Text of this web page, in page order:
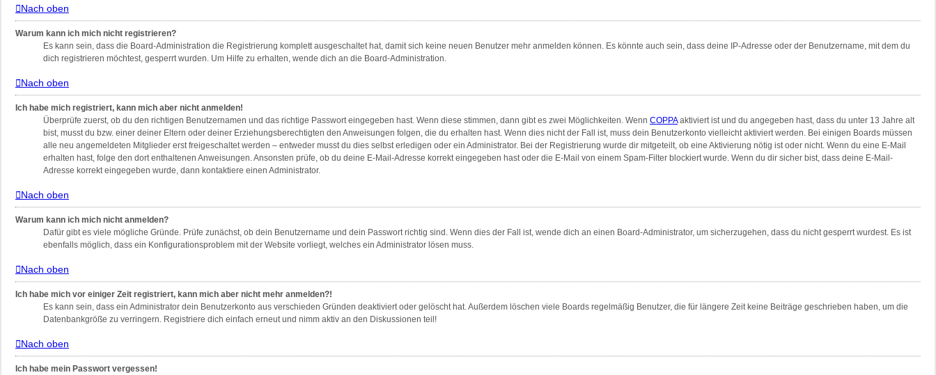
Nach oben
Warum kann ich mich nicht registrieren?
Es kann sein, dass die Board-Administration die Registrierung komplett ausgeschaltet hat, damit sich keine neuen Benutzer mehr anmelden können. Es könnte auch sein, dass deine IP-Adresse oder der Benutzername, mit dem du
dich registrieren möchtest, gesperrt wurden. Um Hilfe zu erhalten, wende dich an die Board-Administration.
Nach oben
Ich habe mich registriert, kann mich aber nicht anmelden!
Überprüfe zuerst, ob du den richtigen Benutzernamen und das richtige Passwort eingegeben hast. Wenn diese stimmen, dann gibt es zwei Möglichkeiten. Wenn COPPAaktiviert ist und du angegeben hast, dass du unter 13 Jahre alt
bist, musst du bzw. einer deiner Eltern oder deiner Erziehungsberechtigten den Anweisungen folgen, die du erhalten hast. Wenn dies nicht der Fall ist, muss dein Benutzerkonto vielleicht aktiviert werden. Bei einigen Boards müssen
alle neu angemeldeten Mitglieder erst freigeschaltet werden – entweder musst du dies selbst erledigen oder ein Administrator. Bei der Registrierung wurde dir mitgeteilt, ob eine Aktivierung nötig ist oder nicht. Wenn du eine E-Mail
erhalten hast, folge den dort enthaltenen Anweisungen. Ansonsten prüfe, ob du deine E-Mail-Adresse korrekt eingegeben hast oder die E-Mail von einem Spam-Filter blockiert wurde. Wenn du dir sicher bist, dass deine E-Mail-
Adresse korrekt eingegeben wurde, dann kontaktiere einen Administrator.
Nach oben
Warum kann ich mich nicht anmelden?
Dafür gibt es viele mögliche Gründe. Prüfe zunächst, ob dein Benutzername und dein Passwort richtig sind. Wenn dies der Fall ist, wende dich an einen Board-Administrator, um sicherzugehen, dass du nicht gesperrt wurdest. Es ist
ebenfalls möglich, dass ein Konfigurationsproblem mit der Website vorliegt, welches ein Administrator lösen muss.
Nach oben
Ich habe mich vor einiger Zeit registriert, kann mich aber nicht mehr anmelden?!
Es kann sein, dass ein Administrator dein Benutzerkonto aus verschieden Gründen deaktiviert oder gelöscht hat. Außerdem löschen viele Boards regelmäßig Benutzer, die für längere Zeit keine Beiträge geschrieben haben, um die
Datenbankgröße zu verringern. Registriere dich einfach erneut und nimm aktiv an den Diskussionen teil!
Nach oben
Ich habe mein Passwort vergessen!